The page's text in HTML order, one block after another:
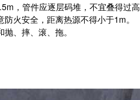
，管件应逐层码堆，不宜叠得过高
火安全，距离热源不得小于1m。
、摔、滚、拖。